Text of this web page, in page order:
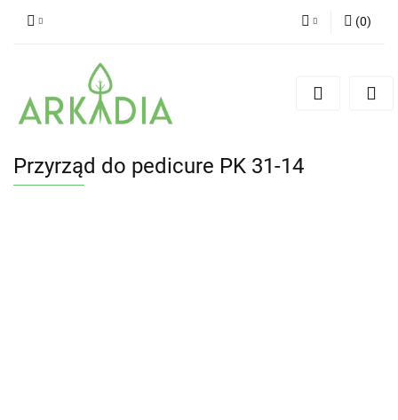
(0)
Przyrząd do pedicure PK 31-14